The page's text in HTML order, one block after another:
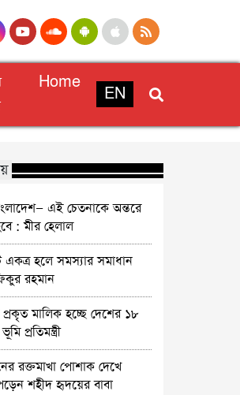
Home
EN
এই চেতনাকে অন্তরে
: মীর হেলাল
হলে সমস্যার সমাধান
রহমান
প্রকৃত মালিক হচ্ছে দেশের ১৮
প্রতিমন্ত্রী
রক্তমাখা পোশাক দেখে
শহীদ হৃদয়ের বাবা